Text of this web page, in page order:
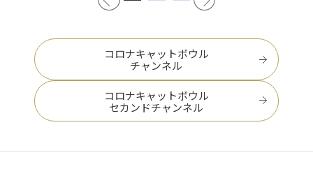
コロナキャットボウル
チャンネル
コロナキャットボウル
セカンドチャンネル